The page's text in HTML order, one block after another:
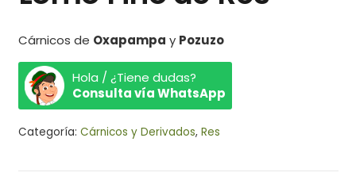
Cárnicos de Oxapampa y Pozuzo
Hola / ¿Tiene dudas?
Consulta vía WhatsApp
Categoría: Cárnicos y Derivados, Res